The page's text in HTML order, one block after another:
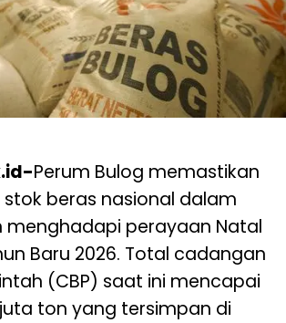
Perum Bulog memastikan
beras nasional dalam
menghadapi perayaan Natal
Baru 2026. Total cadangan
(CBP) saat ini mencapai
ton yang tersimpan di